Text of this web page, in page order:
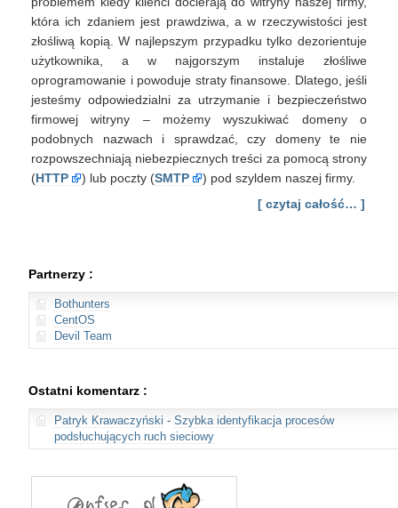
która ich zdaniem jest prawdziwa, a w rzeczywistości jest
złośliwą kopią. W najlepszym przypadku tylko dezorientuje
użytkownika, a w najgorszym instaluje złośliwe
oprogramowanie i powoduje straty finansowe. Dlatego, jeśli
jesteśmy odpowiedzialni za utrzymanie i bezpieczeństwo
firmowej witryny – możemy wyszukiwać domeny o
podobnych nazwach i sprawdzać, czy domeny te nie
rozpowszechniają niebezpiecznych treści za pomocą strony
(HTTP ) lub poczty (SMTP
) pod szyldem naszej firmy.
[ czytaj całość… ]
Partnerzy :
Bothunters
CentOS
Devil Team
Ostatni komentarz :
Patryk Krawaczyński - Szybka identyfikacja procesów
podsłuchujących ruch sieciowy